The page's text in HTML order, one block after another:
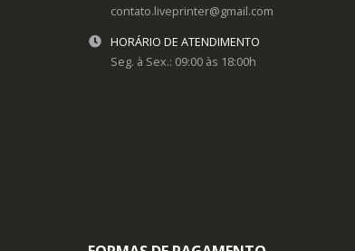
contato.liveprinter@gmail.com
HORÁRIO DE ATENDIMENTO
Seg. à Sex.: 09:00 às 18:00h